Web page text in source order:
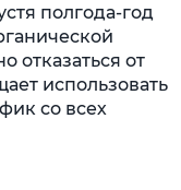
полгода-год
отказаться от
использовать
со всех